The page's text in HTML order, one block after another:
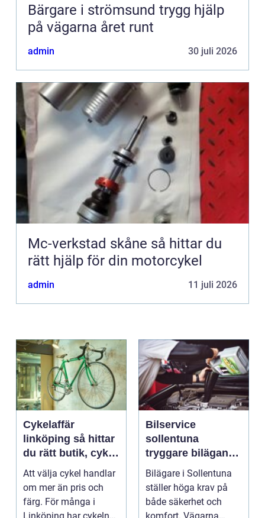
Bärgare i strömsund trygg hjälp
på vägarna året runt
admin 30 juli 2026
Mc-verkstad skåne så hittar du
rätt hjälp för din motorcykel
admin 11 juli 2026
Cykelaffär
linköping så hittar
du rätt butik, cykel
och service
Att välja cykel handlar
om mer än pris och
färg. För många i
Bilservice
sollentuna
tryggare bilägande
året runt
Bilägare i Sollentuna
ställer höga krav på
både säkerhet och